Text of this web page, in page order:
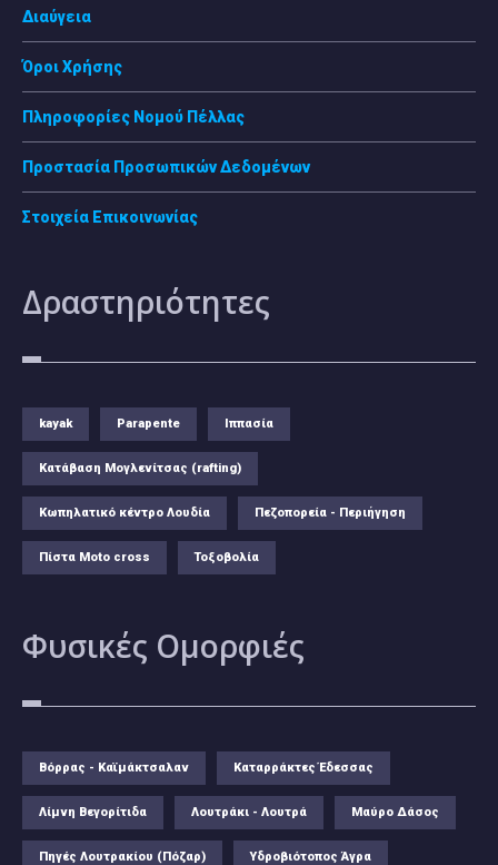
Διαύγεια
Όροι Χρήσης
Πληροφορίες Νομού Πέλλας
Προστασία Προσωπικών Δεδομένων
Στοιχεία Επικοινωνίας
Δραστηριότητες
kayak Parapente Ιππασία
Κατάβαση Μογλενίτσας (rafting)
Κωπηλατικό κέντρο Λουδία Πεζοπορεία - Περιήγηση
Πίστα Moto cross Τοξοβολία
Φυσικές Ομορφιές
Βόρρας - Καϊμάκτσαλαν Καταρράκτες Έδεσσας
Λίμνη Βεγορίτιδα Λουτράκι - Λουτρά Μαύρο Δάσος
Πηγές Λουτρακίου (Πόζαρ) Υδροβιότοπος Άγρα